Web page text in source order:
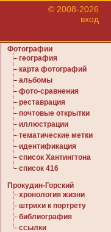
© 2008-2026
вход
Фотографии
география
карта фотографий
альбомы
фото-сравнения
реставрация
почтовые открытки
иллюстрации
тематические метки
идентификация
список Хантингтона
список 416
Прокудин-Горский
хронология жизни
штрихи к портрету
библиография
ссылки